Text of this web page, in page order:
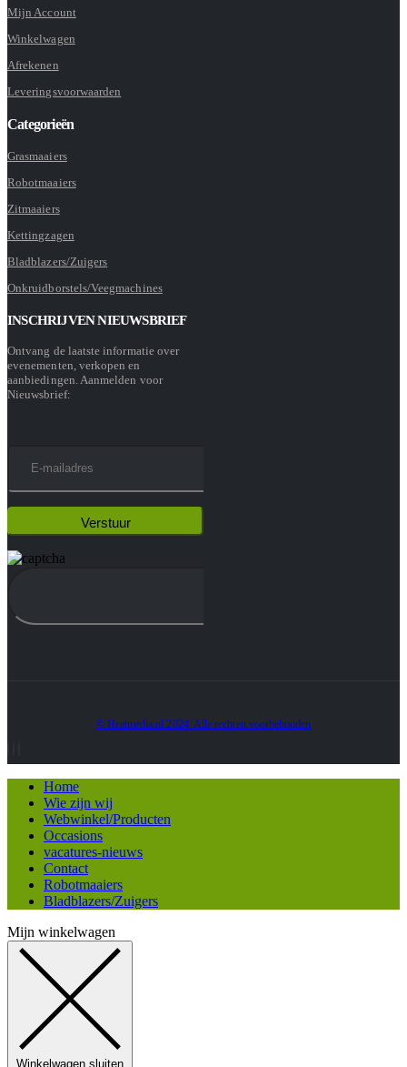
Mijn Account
Winkelwagen
Afrekenen
Leveringsvoorwaarden
Categorieën
Grasmaaiers
Robotmaaiers
Zitmaaiers
Kettingzagen
Bladblazers/Zuigers
Onkruidborstels/Veegmachines
INSCHRIJVEN NIEUWSBRIEF
Ontvang de laatste informatie over
evenementen, verkopen en
aanbiedingen. Aanmelden voor
Nieuwsbrief:
© Heatmedia.nl 2024. Alle rechten voorbehouden
Home
Wie zijn wij
Webwinkel/Producten
Occasions
vacatures-nieuws
Contact
Robotmaaiers
Bladblazers/Zuigers
Mijn winkelwagen
Winkelwagen sluiten